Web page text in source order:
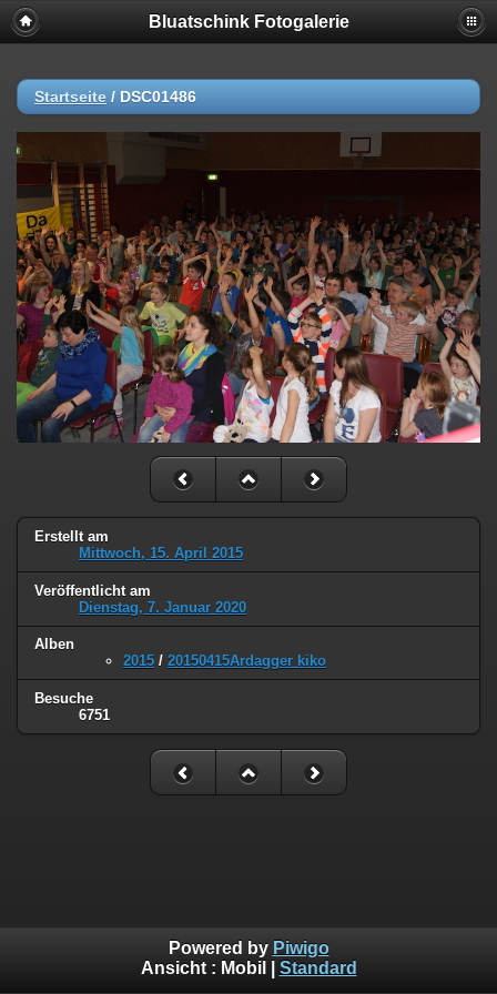
Bluatschink Fotogalerie
Startseite / DSC01486
Erstellt am
Mittwoch, 15. April 2015
Veröffentlicht am
Dienstag, 7. Januar 2020
Alben
2015 / 20150415Ardagger kiko
Besuche
6751
Powered by Piwigo
Ansicht : Mobil Standard